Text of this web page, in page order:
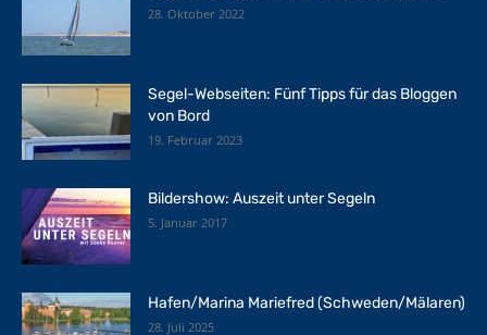
28. Oktober 2022
Segel-Webseiten: Fünf Tipps für das Bloggen
von Bord
19. Februar 2023
Bildershow: Auszeit unter Segeln
5. Januar 2017
Hafen/Marina Mariefred (Schweden/Mälaren)
28. Juli 2025